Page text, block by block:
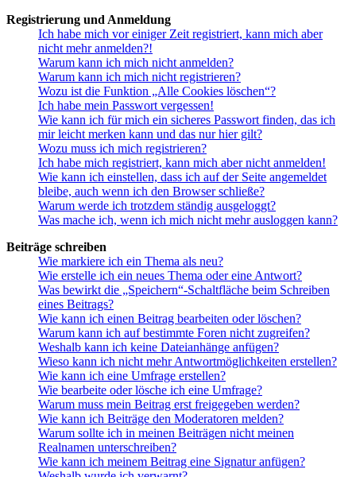
Registrierung und Anmeldung
Ich habe mich vor einiger Zeit registriert, kann mich aber
nicht mehr anmelden?!
Warum kann ich mich nicht anmelden?
Warum kann ich mich nicht registrieren?
Wozu ist die Funktion „Alle Cookies löschen“?
Ich habe mein Passwort vergessen!
Wie kann ich für mich ein sicheres Passwort finden, das ich
mir leicht merken kann und das nur hier gilt?
Wozu muss ich mich registrieren?
Ich habe mich registriert, kann mich aber nicht anmelden!
Wie kann ich einstellen, dass ich auf der Seite angemeldet
bleibe, auch wenn ich den Browser schließe?
Warum werde ich trotzdem ständig ausgeloggt?
Was mache ich, wenn ich mich nicht mehr ausloggen kann?
Beiträge schreiben
Wie markiere ich ein Thema als neu?
Wie erstelle ich ein neues Thema oder eine Antwort?
Was bewirkt die „Speichern“-Schaltfläche beim Schreiben
eines Beitrags?
Wie kann ich einen Beitrag bearbeiten oder löschen?
Warum kann ich auf bestimmte Foren nicht zugreifen?
Weshalb kann ich keine Dateianhänge anfügen?
Wieso kann ich nicht mehr Antwortmöglichkeiten erstellen?
Wie kann ich eine Umfrage erstellen?
Wie bearbeite oder lösche ich eine Umfrage?
Warum muss mein Beitrag erst freigegeben werden?
Wie kann ich Beiträge den Moderatoren melden?
Warum sollte ich in meinen Beiträgen nicht meinen
Realnamen unterschreiben?
Wie kann ich meinem Beitrag eine Signatur anfügen?